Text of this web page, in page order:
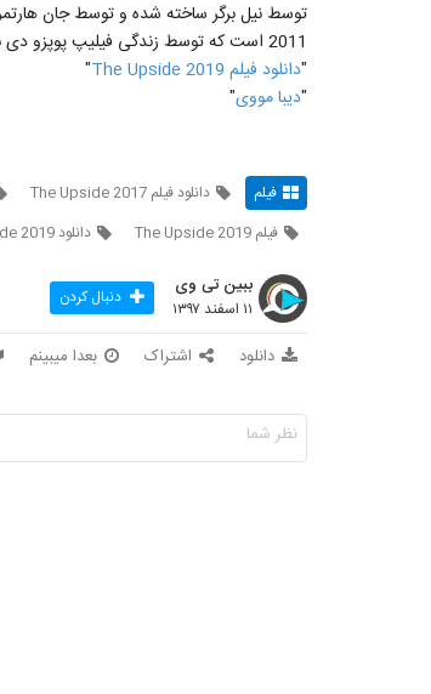
2011 است که توسط زندگی فیلیپ پوپزو دی بورگو الهام گرفته شده است.
"دانلود فیلم The Upside 2019
"
"دیبا مووی"
فیلم دانلود فیلم The Upside 2017
فیلم The Upside 2019
دانلود The Upside 2019
ببین تی وی
۱۱ اسفند ۱۳۹۷ دنبال کردن
دانلود اشتراک بعدا میبینم